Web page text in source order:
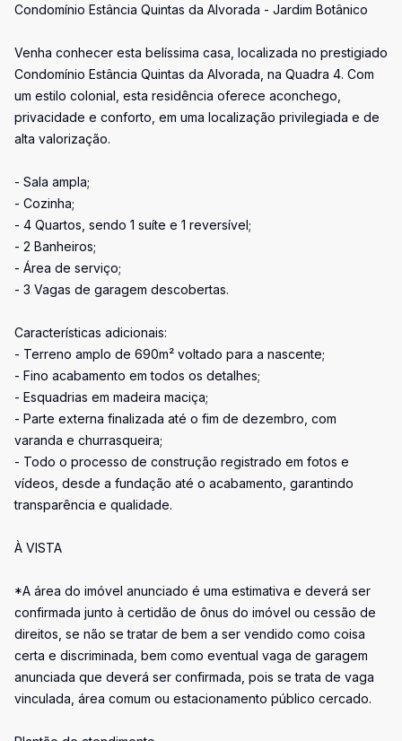
Condomínio Estância Quintas da Alvorada - Jardim Botânico
Venha conhecer esta belíssima casa, localizada no prestigiado
Condomínio Estância Quintas da Alvorada, na Quadra 4. Com
um estilo colonial, esta residência oferece aconchego,
privacidade e conforto, em uma localização privilegiada e de
alta valorização.
- Sala ampla;
- Cozinha;
- 4 Quartos, sendo 1 suíte e 1 reversível;
- 2 Banheiros;
- Área de serviço;
- 3 Vagas de garagem descobertas.
Características adicionais:
- Terreno amplo de 690m² voltado para a nascente;
- Fino acabamento em todos os detalhes;
- Esquadrias em madeira maciça;
- Parte externa finalizada até o fim de dezembro, com
varanda e churrasqueira;
- Todo o processo de construção registrado em fotos e
vídeos, desde a fundação até o acabamento, garantindo
transparência e qualidade.
À VISTA
*A área do imóvel anunciado é uma estimativa e deverá ser
confirmada junto à certidão de ônus do imóvel ou cessão de
direitos, se não se tratar de bem a ser vendido como coisa
certa e discriminada, bem como eventual vaga de garagem
anunciada que deverá ser confirmada, pois se trata de vaga
vinculada, área comum ou estacionamento público cercado.